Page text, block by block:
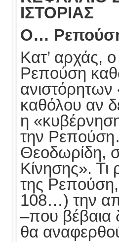
ΙΣΤΟΡΙΑΣ
Ο…
Κατ’ αρχάς,
Ρεπούση
καθόλου αν
η
την
Θεοδωρίδη,
Κίνησης». Τι
της Ρεπούση,
108…) την
–που βέβαια
θα